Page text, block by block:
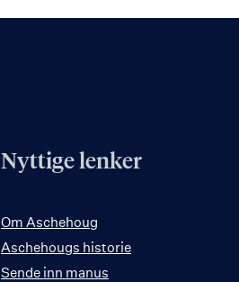
Nyttige lenker
Om Aschehoug
Aschehougs historie
Sende inn manus